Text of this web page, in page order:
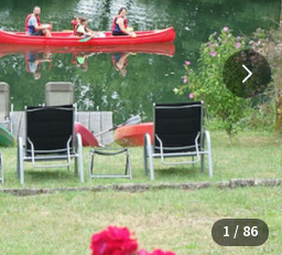
1 / 86